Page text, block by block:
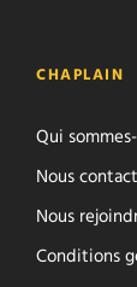
CHAPLAIN
Qui
Nous
Nous
Conditions